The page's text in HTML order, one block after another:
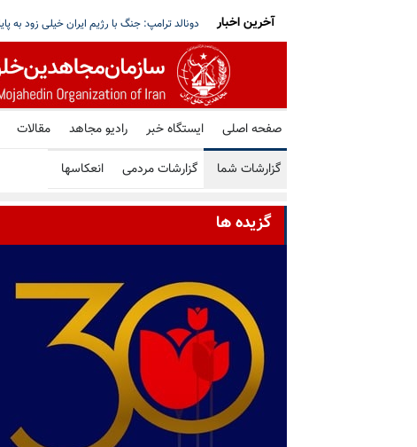
شورای ملی مقاومت ایران - مسئول شورا - تبریک ۳۰ تیر در صد و بیستمین آخرین اخبار
صفحه اصلی ایستگاه خبر رادیو مجاهد مقالات
گزارشات شما گزارشات مردمی انعکاسها
گزیده ها